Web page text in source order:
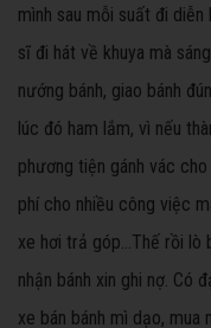
mình sau mỗi suất đi
sĩ đi hát về khuya mà
nướng bánh, giao bánh
lúc đó ham lắm, vì nếu
phương tiện gánh vác
phí cho nhiều công việc
xe hơi trả góp…Thế rồi lò
nhận bánh xin ghi nợ. Có
xe bán bánh mì dạo,